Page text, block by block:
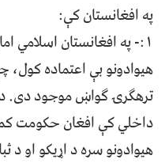
په افغانستان کې:
۱:- په افغانستان اسلامي
هیوادونو بې اعتماده
ترهګرۍ ګواښ موجود دی.
داخلي کې افغان حکومت
هیوادونو سره د اړیکو او